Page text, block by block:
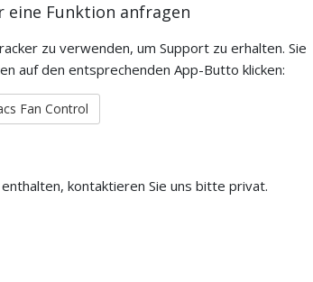
eine Funktion anfragen
zu verwenden, um Support zu erhalten. Sie
auf den entsprechenden App-Butto klicken:
Fan Control
kontaktieren Sie uns bitte privat.